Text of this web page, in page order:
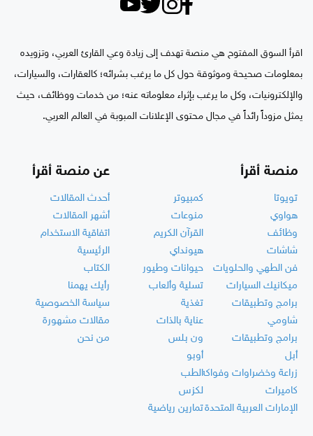
اقرأ السوق المفتوح هي منصة تهدف إلى زيادة وعي القارئ العربي، وتزويده
بمعلومات صحيحة وموثوقة حول كل ما يرغب بشرائه؛ كالعقارات، والسيارات،
والإلكترونيات، وكل ما يرغب بإثراء معلوماته عنه؛ من خدمات ووظائف، حيث
يمثل مزوداً رائداً في مجال محتوى الإعلانات المبوبة في العالم العربي.
منصة أقرأ
تويوتا
كمبيوتر
هواوي
منوعات
وظائف
القرآن الكريم
شاشات
هيونداي
فن الطهي والحلويات
حيوانات وطيور
ميكانيك السيارات
تسلية وألعاب
برامج وتطبيقات
تغذية
شاومي
عناية بالذات
برامج وتطبيقات
ون بلس
أبل
أوبو
زراعة وخضراوات وفواكهالطب
كاميرات
لكزس
الإمارات العربية المتحدةتمارين رياضية
عن منصة أقرأ
أحدث المقالات
أشهر المقالات
اتفاقية الاستخدام
الرئيسية
الكتاب
رأيك يهمنا
سياسة الخصوصية
مقالات مشهورة
من نحن